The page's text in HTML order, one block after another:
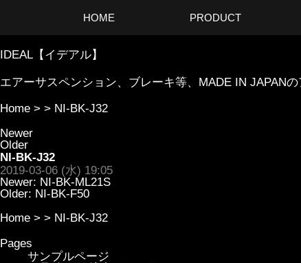
HOME PRODUCT
IDEAL【イデアル】
エアーサスペンション、ブレーキ等、MADE IN JAPAN
Home > > NI-BK-J32
Newer
Older
NI-BK-J32
2019-03-06 (水) 19:05
Newer: NI-BK-ML21S
Older: NI-BK-F50
Home > > NI-BK-J32
Pages
サンプルページ